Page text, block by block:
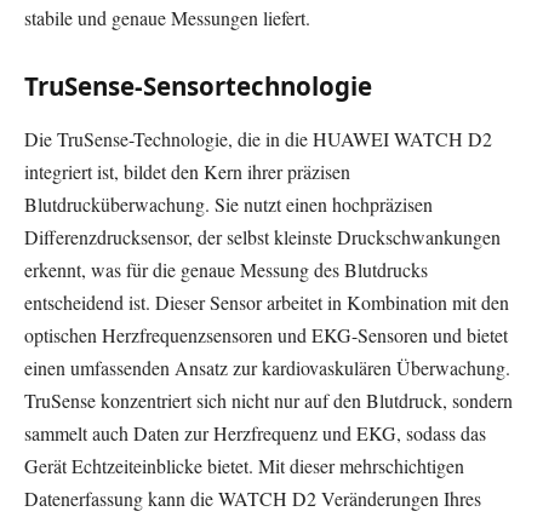
stabile und genaue Messungen liefert.
TruSense-Sensortechnologie
Die TruSense-Technologie, die in die HUAWEI WATCH D2
integriert ist, bildet den Kern ihrer präzisen
Blutdrucküberwachung. Sie nutzt einen hochpräzisen
Differenzdrucksensor, der selbst kleinste Druckschwankungen
erkennt, was für die genaue Messung des Blutdrucks
entscheidend ist. Dieser Sensor arbeitet in Kombination mit den
optischen Herzfrequenzsensoren und EKG-Sensoren und bietet
einen umfassenden Ansatz zur kardiovaskulären Überwachung.
TruSense konzentriert sich nicht nur auf den Blutdruck, sondern
sammelt auch Daten zur Herzfrequenz und EKG, sodass das
Gerät Echtzeiteinblicke bietet. Mit dieser mehrschichtigen
Datenerfassung kann die WATCH D2 Veränderungen Ihres